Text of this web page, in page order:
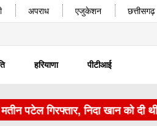
अपराध एजुकेशन छत्तीसगढ़
हरियाणा पीटीआई
गिरफ्तार, निदा खान को दी थी पनाह